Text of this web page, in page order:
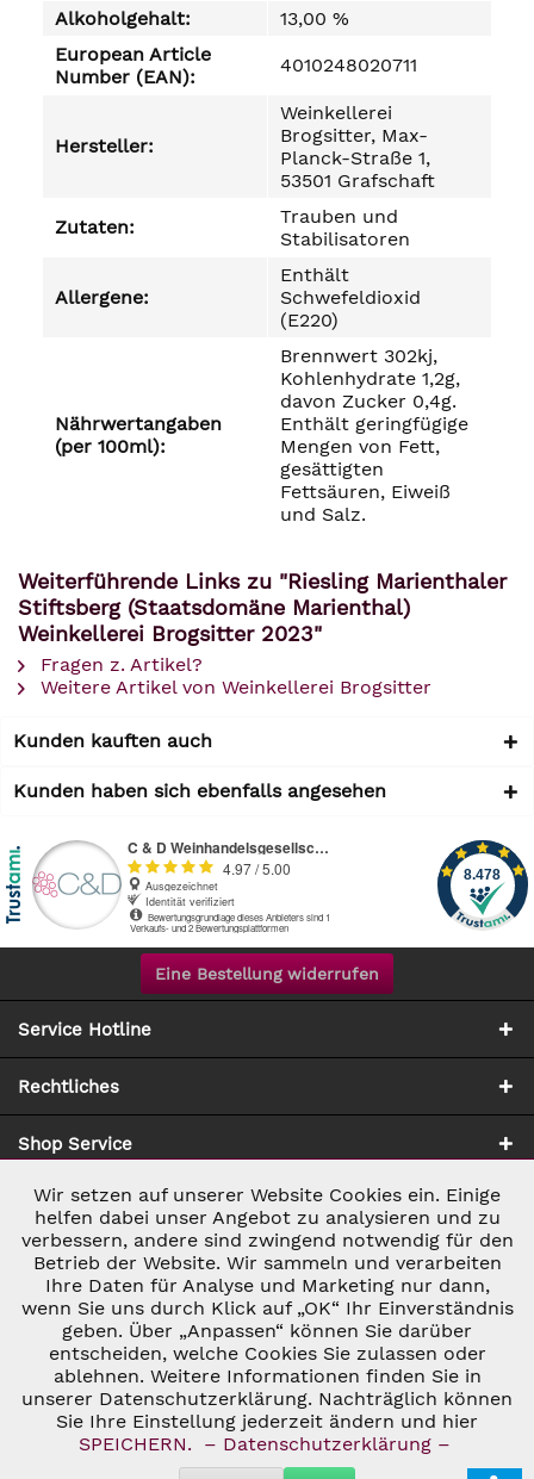
Alkoholgehalt:
13,00 %
European Article
Number (EAN):
4010248020711
Hersteller:
Weinkellerei
Brogsitter, Max-
Planck-Straße 1,
53501 Grafschaft
Zutaten:
Trauben und
Stabilisatoren
Allergene:
Enthält
Schwefeldioxid
(E220)
Nährwertangaben
(per 100ml):
Brennwert 302kj,
Kohlenhydrate 1,2g,
davon Zucker 0,4g.
Enthält geringfügige
Mengen von Fett,
gesättigten
Fettsäuren, Eiweiß
und Salz.
Weiterführende Links zu "Riesling Marienthaler
Stiftsberg (Staatsdomäne Marienthal)
Weinkellerei Brogsitter 2023"
Fragen z. Artikel?
Weitere Artikel von Weinkellerei Brogsitter
Kunden kauften auch
Kunden haben sich ebenfalls angesehen
Eine Bestellung widerrufen
Service Hotline
Rechtliches
Shop Service
Zahlung & Versand
* ALLE PREISE INKL. GESETZL. UMSATZSTEUER ZZGL.
VERSANDKOSTEN UND GGF. NACHNAHMEGEBÜHREN, WENN NICHT
ANDERS BESCHRIEBEN
© 2026 C&D WEINHANDEL - ALL RIGHTS RESERVED. THEME BY
THEMEWARE®
Notwendig Aktiv
Marketing Inaktiv
Tracking Inaktiv
Personalisierung Inaktiv
Wir setzen auf unserer Website Cookies ein. Einige
helfen dabei unser Angebot zu analysieren und zu
verbessern, andere sind zwingend notwendig für den
Betrieb der Website. Wir sammeln und verarbeiten
Ihre Daten für Analyse und Marketing nur dann,
wenn Sie uns durch Klick auf „OK“ Ihr Einverständnis
geben. Über „Anpassen“ können Sie darüber
entscheiden, welche Cookies Sie zulassen oder
ablehnen. Weitere Informationen finden Sie in
unserer Datenschutzerklärung. Nachträglich können
Sie Ihre Einstellung jederzeit ändern und hier
SPEICHERN.
– Datenschutzerklärung –